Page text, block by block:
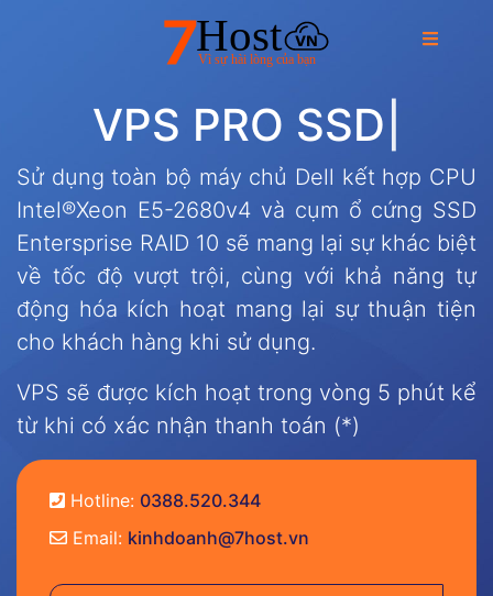
VPS PRO SSD
Sử dụng toàn bộ máy chủ Dell kết hợp CPU
Intel®Xeon E5-2680v4 và cụm ổ cứng SSD
Entersprise RAID 10 sẽ mang lại sự khác biệt
về tốc độ vượt trội, cùng với khả năng tự
động hóa kích hoạt mang lại sự thuận tiện
cho khách hàng khi sử dụng.
VPS sẽ được kích hoạt trong vòng 5 phút kể
từ khi có xác nhận thanh toán (*)
Hotline: 0388.520.344
Email: kinhdoanh@7host.vn